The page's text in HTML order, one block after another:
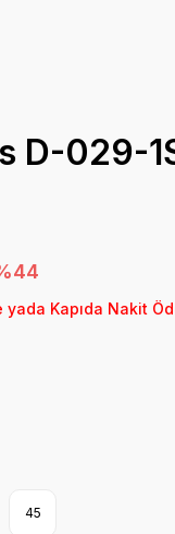
D-029-
Kapıda Nakit
45